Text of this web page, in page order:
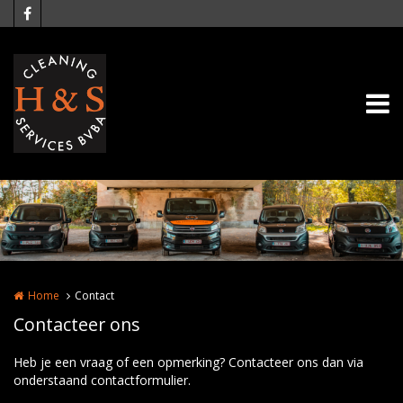
Overslaan en naar de inhoud gaan
Home Contact
Contacteer ons
Heb je een vraag of een opmerking? Contacteer ons dan via
onderstaand contactformulier.